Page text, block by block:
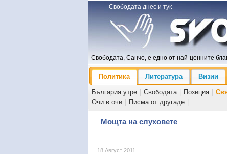
Свободата днес и тук
Свободата, Санчо, е едно от най-ценните
Политика Литература Визии
България утре
Свободата Позиция
Очи в очи
Писма от другаде
Мощта на слуховете
18 Август 2011